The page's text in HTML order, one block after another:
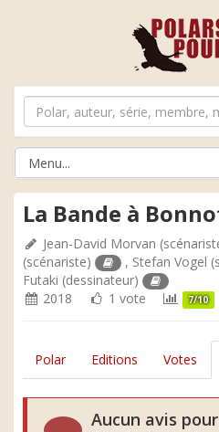
La Bande à
Jean-David Morvan
(scénariste)
, Stefan Vogel
Futaki (dessinateur)
2018
1 vote 7/10
Polar Editions Votes
Aucun avis